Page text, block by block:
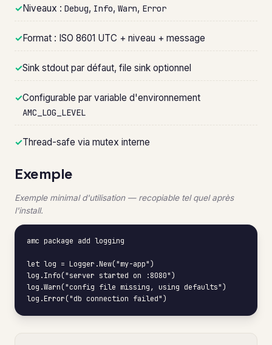
✓Niveaux : Debug, Info, Warn, Error
✓Format : ISO 8601 UTC + niveau + message
✓Sink stdout par défaut, file sink optionnel
✓Configurable par variable d'environnement
AMC_LOG_LEVEL
✓Thread-safe via mutex interne
Exemple
Exemple minimal d'utilisation — recopiable tel quel après
l'install.
amc package add logging
let log = Logger.New("my-app")
log.Info("server started on :8080")
log.Warn("config file missing, using defaults")
log.Error("db connection failed")